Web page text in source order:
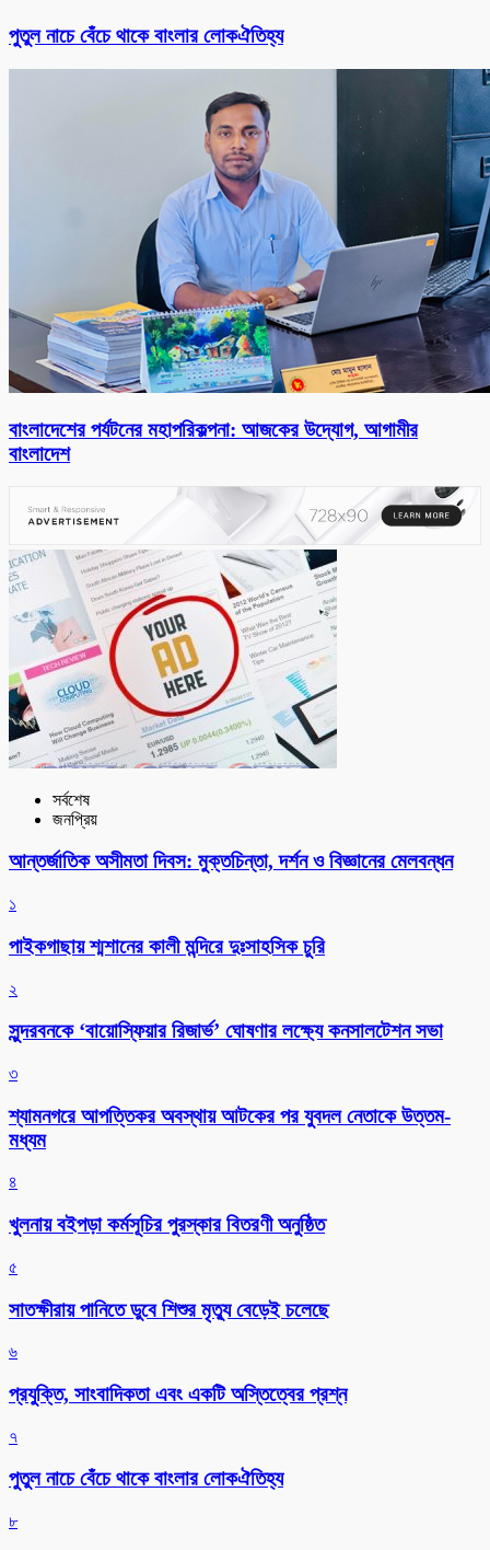
পুতুল নাচে বেঁচে থাকে বাংলার লোকঐতিহ্য
বাংলাদেশের পর্যটনের মহাপরিকল্পনা: আজকের উদ্যোগ, আগামীর
বাংলাদেশ
সর্বশেষ
জনপ্রিয়
আন্তর্জাতিক অসীমতা দিবস: মুক্তচিন্তা, দর্শন ও বিজ্ঞানের মেলবন্ধন
১
পাইকগাছায় শ্মশানের কালী মন্দিরে দুঃসাহসিক চুরি
২
সুন্দরবনকে ‘বায়োস্ফিয়ার রিজার্ভ’ ঘোষণার লক্ষ্যে কনসালটেশন সভা
৩
শ্যামনগরে আপত্তিকর অবস্থায় আটকের পর যুবদল নেতাকে উত্তম-
মধ্যম
৪
খুলনায় বইপড়া কর্মসূচির পুরস্কার বিতরণী অনুষ্ঠিত
৫
সাতক্ষীরায় পানিতে ডুবে শিশুর মৃত্যু বেড়েই চলেছে
৬
প্রযুক্তি, সাংবাদিকতা এবং একটি অস্তিত্বের প্রশ্ন
৭
পুতুল নাচে বেঁচে থাকে বাংলার লোকঐতিহ্য
৮